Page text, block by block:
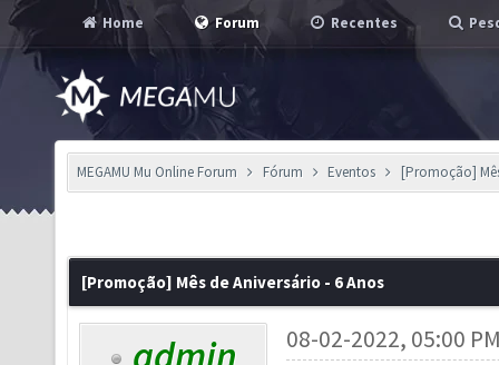
Home Forum Recentes
MEGAMU Mu Online Forum Fórum Eventos [Promoção]
[Promoção] Mês de Aniversário - 6 Anos
08-02-2022, 05:00